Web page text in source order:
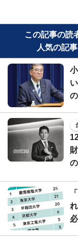
この記事の読
人気の記事